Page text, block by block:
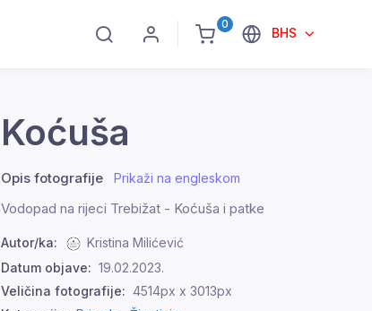
0
BHS
Koćuša
Opis fotografije Prikaži na engleskom
Vodopad na rijeci Trebižat - Koćuša i patke
Autor/ka:
Kristina Milićević
Datum objave: 19.02.2023.
Veličina fotografije: 4514px x 3013px